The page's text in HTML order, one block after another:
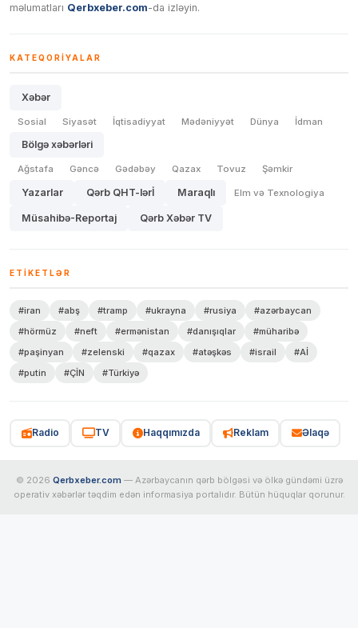
məlumatları Qerbxeber.com-da izləyin.
KATEQORIYALAR
Xəbər
Sosial Siyasət İqtisadiyyat Mədəniyyət Dünya İdman
Bölgə xəbərləri
Ağstafa Gəncə Gədəbəy Qazax Tovuz Şəmkir
Yazarlar Qərb QHT-lərİ Maraqlı Elm və Texnologiya
Müsahibə-Reportaj Qərb Xəbər TV
ETIKETLƏR
#iran #abş #tramp #ukrayna #rusiya
#azərbaycan
#hörmüz
#neft #ermənistan #danışıqlar
#müharibə
#paşinyan
#zelenski #qazax #atəşkəs #israil
#Aİ
#putin
#ÇİN #Türkiyə
Radio TV Haqqımızda Reklam Əlaqə
© 2026 Qerbxeber.com — Azərbaycanın qərb bölgəsi və ölkə gündəmi üzrə
operativ xəbərlər təqdim edən informasiya portalıdır. Bütün hüquqlar qorunur.